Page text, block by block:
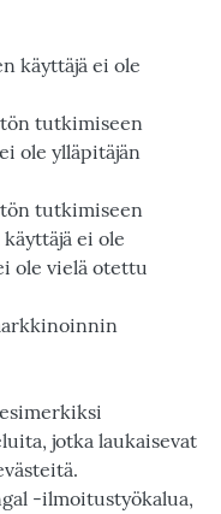
käyttäjä ei ole
tutkimiseen
ole ylläpitäjän
tutkimiseen
ei ole
ole vielä otettu
jotka laukaisevat
-ilmoitustyökalua,